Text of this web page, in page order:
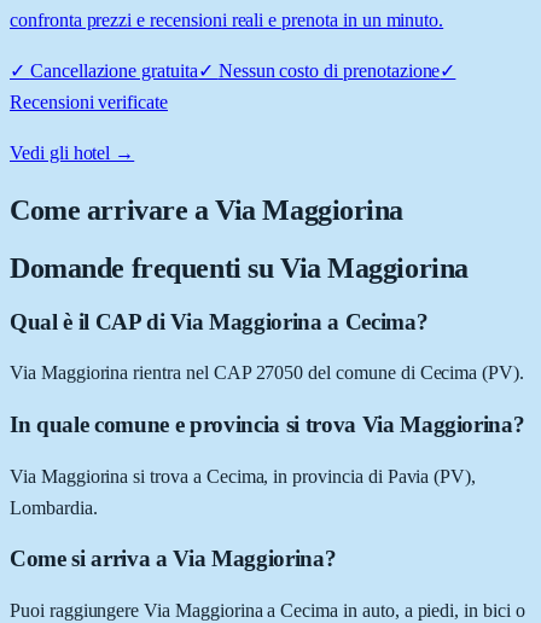
confronta prezzi e recensioni reali e prenota in un minuto.
✓ Cancellazione gratuita✓ Nessun costo di prenotazione✓
Recensioni verificate
Vedi gli hotel →
Come arrivare aVia Maggiorina
Domande frequenti su Via Maggiorina
Qual è il CAP di Via Maggiorina a Cecima?
Via Maggiorina rientra nel CAP 27050 del comune di Cecima (PV).
In quale comune e provincia si trova Via Maggiorina?
Via Maggiorina si trova a Cecima, in provincia di Pavia (PV),
Lombardia.
Come si arriva a Via Maggiorina?
Puoi raggiungere Via Maggiorina a Cecima in auto, a piedi, in bici o